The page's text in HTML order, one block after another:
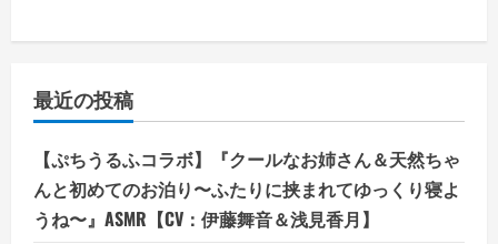
最近の投稿
【ぷちうるふコラボ】『クールなお姉さん＆天然ちゃ
んと初めてのお泊り〜ふたりに挟まれてゆっくり寝よ
うね〜』ASMR【CV：伊藤舞音＆浅見香月】